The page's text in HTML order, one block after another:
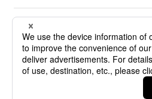
リーガル
カスタマーサービス